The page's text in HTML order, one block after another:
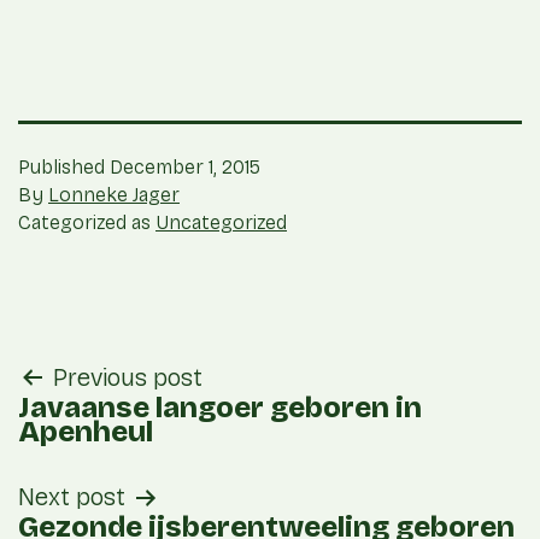
Published December 1, 2015
By Lonneke Jager
Categorized as Uncategorized
post
navigation
Previous post
Javaanse langoer geboren in
Apenheul
Next post
Gezonde ijsberentweeling geboren